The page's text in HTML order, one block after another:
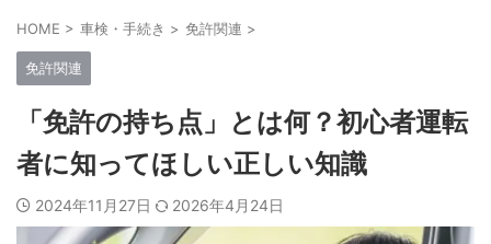
HOME > 車検・手続き > 免許関連 >
免許関連
「免許の持ち点」とは何？初心者運転
者に知ってほしい正しい知識
2024年11月27日 2026年4月24日